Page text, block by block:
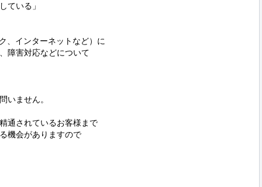
ている」
、インターネットなど）に
障害対応などについて
いません。
通されているお客様まで
機会がありますので